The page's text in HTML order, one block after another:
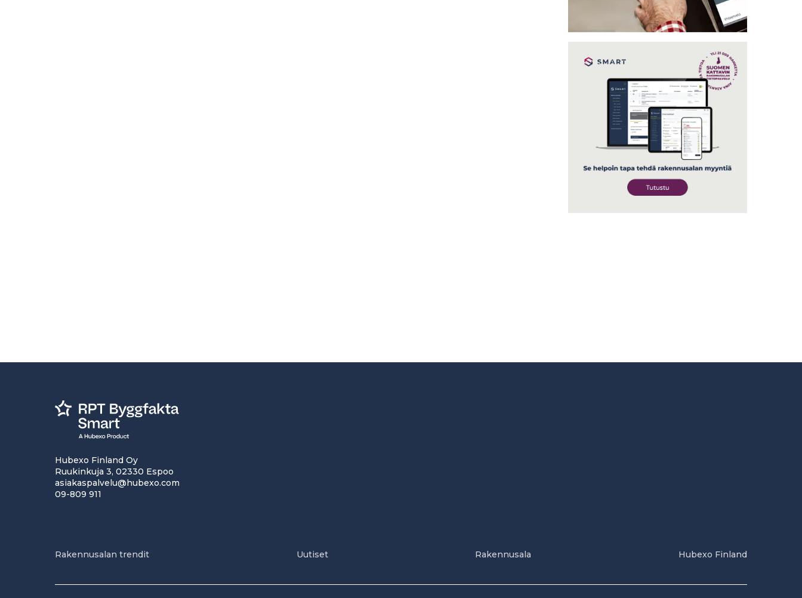
Hubexo Finland Oy
Ruukinkuja 3, 02330 Espoo
asiakaspalvelu@hubexo.com
09-809 911
Rakennusalan trendit Uutiset Rakennusala Hubexo Finland